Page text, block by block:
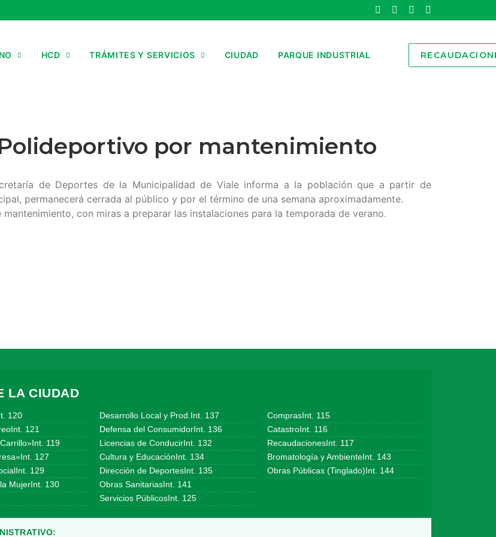
HCD TRÁMITES Y SERVICIOS CIUDAD PARQUE INDUSTRIAL
por mantenimiento
de Deportes de la Municipalidad de Viale informa a la población que a partir de
permanecerá cerrada al público y por el término de una semana aproximadamente.
con miras a preparar las instalaciones para la temporada de verano.
LA CIUDAD
120
121
119
127
129
MujerInt. 130
Desarrollo Local y Prod.Int. 137
Defensa del ConsumidorInt. 136
Licencias de ConducirInt. 132
Cultura y EducaciónInt. 134
Dirección de DeportesInt. 135
Obras SanitariasInt. 141
Servicios PúblicosInt. 125
ComprasInt. 115
CatastroInt. 116
RecaudacionesInt. 117
Bromatología y AmbienteInt. 143
Obras Públicas (Tinglado)Int. 144